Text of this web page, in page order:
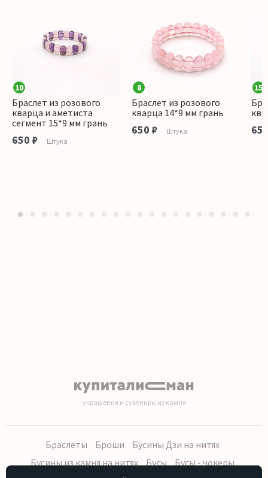
10
Браслет из розового
кварца и аметиста
сегмент 15*9 мм грань
650 ₽ Штука
8
Браслет из розового
кварца 14*9 мм грань
650 ₽ Штука
15
украшения и сувениры из камня
Браслеты Броши
Бусины Дзи на нитях
Бусины из камня на нитях
Бусы
Бусы - чокеры